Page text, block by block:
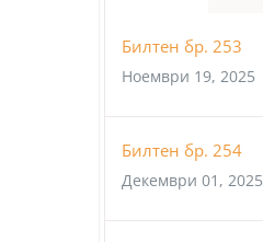
Билтен бр. 253
Ноември 19, 2025
Билтен бр. 254
Декември 01, 2025